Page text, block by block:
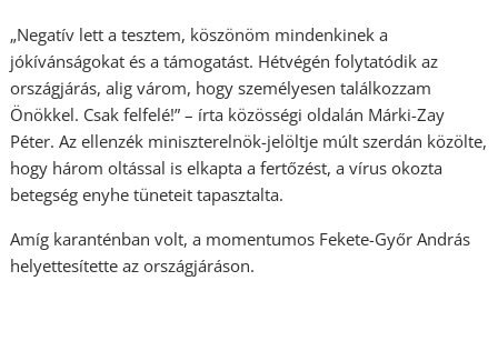
„Negatív lett a tesztem, köszönöm mindenkinek a
jókívánságokat és a támogatást. Hétvégén folytatódik az
országjárás, alig várom, hogy személyesen találkozzam
Önökkel. Csak felfelé!” – írta közösségi oldalán Márki-Zay
Péter. Az ellenzék miniszterelnök-jelöltje múlt szerdán közölte,
hogy három oltással is elkapta a fertőzést, a vírus okozta
betegség enyhe tüneteit tapasztalta.
Amíg karanténban volt, a momentumos Fekete-Győr András
helyettesítette az országjáráson.